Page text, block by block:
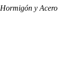
Hormigón y Acero